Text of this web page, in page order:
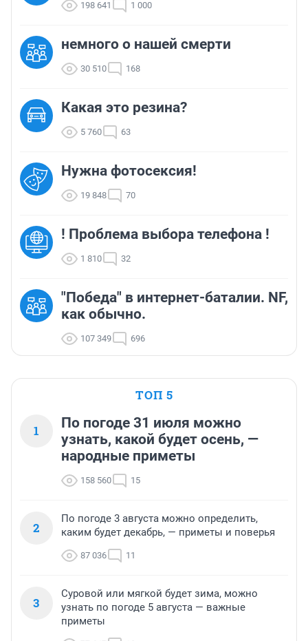
198 641 1 000
немного о нашей смерти
30 510 168
Какая это резина?
5 760 63
Нужна фотосексия!
19 848 70
! Проблема выбора телефона !
1 810 32
"Победа" в интернет-баталии. NF,
как обычно.
107 349 696
ТОП 5
1
По погоде 31 июля можно
узнать, какой будет осень, —
народные приметы
158 560 15
2
По погоде 3 августа можно определить,
каким будет декабрь, — приметы и поверья
87 036 11
3
Суровой или мягкой будет зима, можно
узнать по погоде 5 августа — важные
приметы